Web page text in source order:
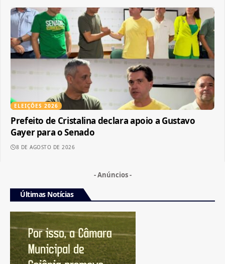
ELEIÇÕES 2026
Prefeito de Cristalina declara apoio a Gustavo
Gayer para o Senado
8 DE AGOSTO DE 2026
- Anúncios -
Últimas Notícias